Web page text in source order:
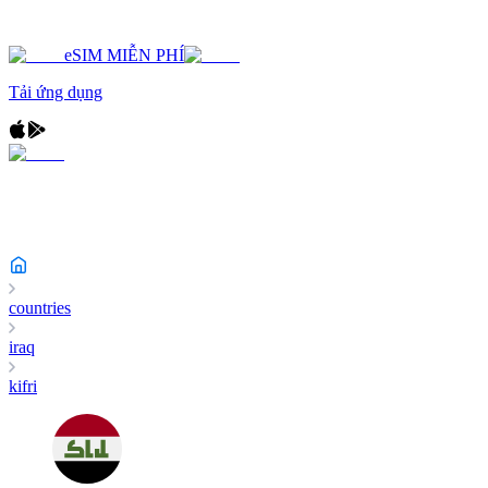
eSIM MIỄN PHÍ
Tải ứng dụng
countries
iraq
kifri